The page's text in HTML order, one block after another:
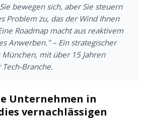
bewegen sich, aber Sie steuern
Problem zu, das der Wind Ihnen
Roadmap macht aus reaktivem
Anwerben." – Ein strategischer
mit über 15 Jahren
Branche.
Unternehmen in
vernachlässigen